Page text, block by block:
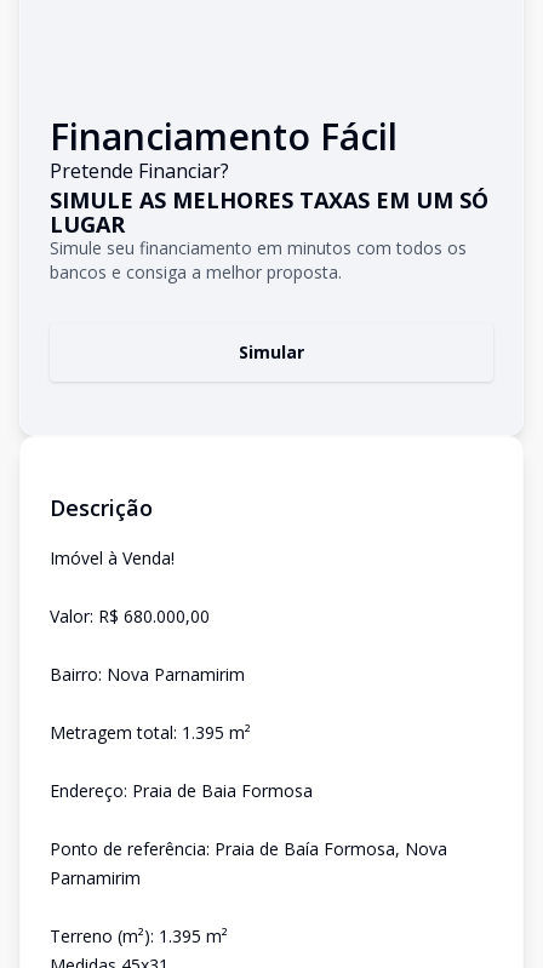
Financiamento Fácil
Pretende Financiar?
SIMULE AS MELHORES TAXAS EM UM SÓ
LUGAR
Simule seu financiamento em minutos com todos os
bancos e consiga a melhor proposta.
Simular
Descrição
Imóvel à Venda!
Valor: R$ 680.000,00
Bairro: Nova Parnamirim
Metragem total: 1.395 m²
Endereço: Praia de Baia Formosa
Ponto de referência: Praia de Baía Formosa, Nova
Parnamirim
Terreno (m²): 1.395 m²